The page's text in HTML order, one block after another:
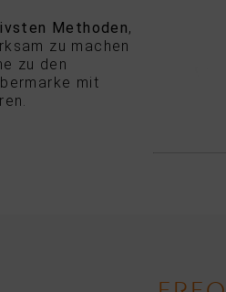
Methoden,
zu machen
zu den
mit